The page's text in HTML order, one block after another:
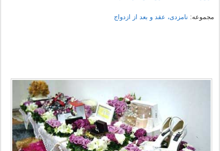
مجموعه: نامزدی، عقد و بعد از ازدواج